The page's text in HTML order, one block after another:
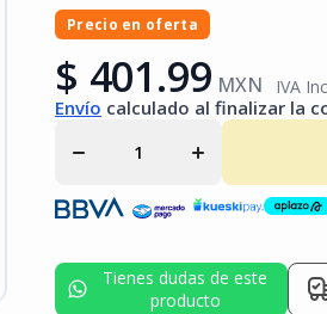
Precio en oferta
$ 401.99 MXN IVA
Envío calculado al finalizar la
Disminuir
cantidad
para
Óptica de
PRO-GRIP
3 posiciones
Aumentar
cantidad
para
Desforradora
Óptica de
Precisión
PRO-GRIP
3 posiciones
Tienes dudas de este
producto